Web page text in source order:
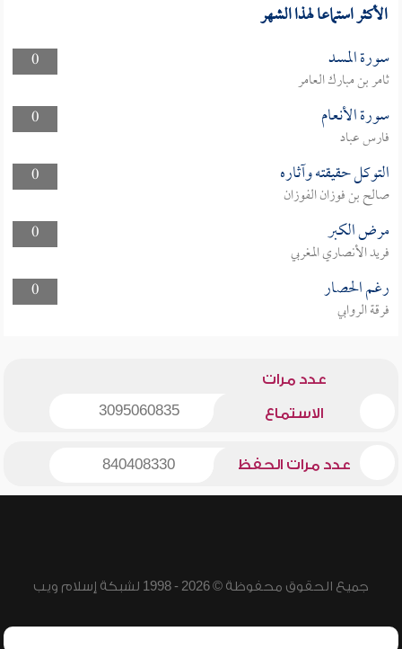
الأكثر استماعا لهذا الشهر
0 سورة المسد
ثامر بن مبارك العامر
0
سورة الأنعام
فارس عباد
0
التوكل حقيقته وآثاره
صالح بن فوزان الفوزان
0
مرض الكبر
فريد الأنصاري المغربي
0
رغم الحصار
فرقة الروابي
عدد مرات
الاستماع 3095060835
عدد مرات الحفظ 840408330
جميع الحقوق محفوظة © 2026 - 1998 لشبكة إسلام ويب